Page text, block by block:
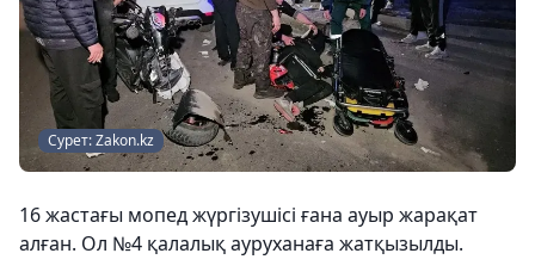
Сурет: Zakon.kz
16 жастағы мопед жүргізушісі ғана ауыр жарақат
алған. Ол №4 қалалық ауруханаға жатқызылды.